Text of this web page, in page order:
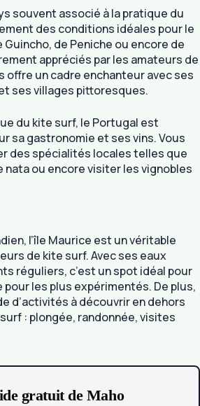
souvent associé à la pratique du
des conditions idéales pour le
de Peniche ou encore de
appréciés par les amateurs de
offre un cadre enchanteur avec ses
ses villages pittoresques.
du kite surf, le Portugal est
sa gastronomie et ses vins. Vous
des spécialités locales telles que
nata ou encore visiter les vignobles
l’île Maurice est un véritable
de kite surf. Avec ses eaux
réguliers, c’est un spot idéal pour
les plus expérimentés. De plus,
d’activités à découvrir en dehors
: plongée, randonnée, visites
gratuit de Maho